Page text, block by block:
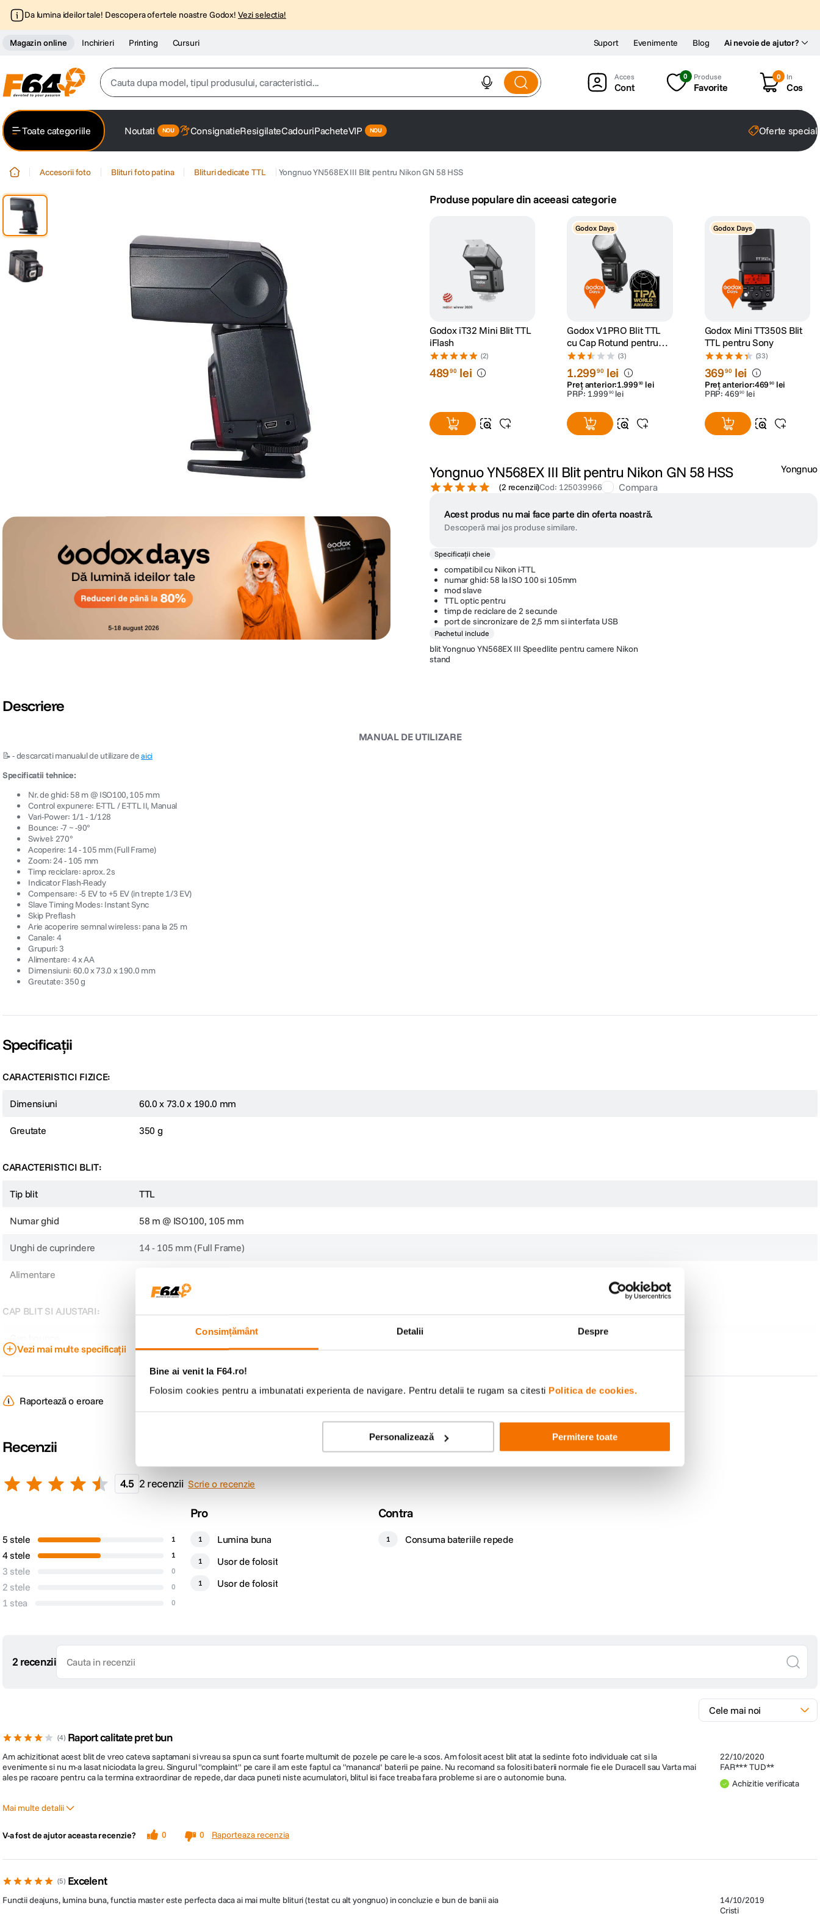
Consimțământ Detalii Despre
Bine ai venit la F64.ro!
Folosim cookies pentru a imbunatati experienta de navigare. Pentru detalii te rugam sa citesti Politica de cookies.
Personalizează Permitere toate
Da lumina ideilor tale! Descopera ofertele noastre Godox! Vezi selectia!
Magazin online Inchirieri Printing Cursuri Ai nevoie de ajutor?
Suport Evenimente Blog
Cauta dupa model, tipul produsului, caracteristici...
2 . trepied
peak design
5. canon sx740 hs
. lavaliera
sony fx
Cont
0 Produse
Favorite
0 In
Cos
Toate categoriile Noutati ConsignatieResigilateCadouriPacheteVIP Oferte
Accesorii foto Blituri foto patina Blituri dedicate TTL Yongnuo YN568EX III Blit pentru Nikon GN 58 HSS
Produse populare din aceeasi categorie
Godox iT32 Mini Blit TTL
iFlash
(2)
48990 lei
Godox Days
Godox V1PRO Blit TTL
cu Cap Rotund pentru
Sony
(3)
1.29990 lei
Preț anterior:1.999 90 lei
PRP: 1.999 90 lei
Godox Days
Godox Mini TT350S Blit
TTL pentru Sony
(33)
36990 lei
Preț anterior:469 90 lei
PRP: 46990 lei
Yongnuo YN568EX III Blit pentru Nikon GN 58 HSS
(2 recenzii)Cod: 125039966 Compara
Yongnuo
Acest produs nu mai face parte din oferta noastră.
Descoperă mai jos produse similare.
Specificații cheie
compatibil cu Nikon i-TTL
numar ghid: 58 la ISO 100 si 105mm
mod slave
TTL optic pentru
timp de reciclare de 2 secunde
port de sincronizare de 2,5 mm si interfata USB
Pachetul include
blit Yongnuo YN568EX III Speedlite pentru camere Nikon
stand
Descriere
MANUAL DE UTILIZARE
📝 - descarcati manualul de utilizare deaici
Specificatii tehnice:
 Nr. de ghid: 58 m @ ISO100, 105 mm
 Control expunere: E-TTL / E-TTL II, Manual
 Vari-Power: 1/1 - 1/128
 Bounce: -7 ~ -90°
 Swivel: 270°
 Acoperire: 14 - 105 mm (Full Frame)
 Zoom: 24 - 105 mm
 Timp reciclare: aprox. 2s
 Indicator Flash-Ready
 Compensare: -5 EV to +5 EV (in trepte 1/3 EV)
 Slave Timing Modes: Instant Sync
 Skip Preflash
 Arie acoperire semnal wireless: pana la 25 m
 Canale: 4
 Grupuri: 3
 Alimentare: 4 x AA
 Dimensiuni: 60.0 x 73.0 x 190.0 mm
 Greutate: 350 g
Specificații
CARACTERISTICI FIZICE:
Dimensiuni 60.0 x 73.0 x 190.0 mm
Greutate 350 g
CARACTERISTICI BLIT:
Tip blit TTL
Numar ghid 58 m @ ISO100, 105 mm
Unghi de cuprindere 14 - 105 mm (Full Frame)
Alimentare
CAP BLIT SI AJUSTARI:
270°
24 - 105 mm
Compatibilitate
DETALII PRODUCATOR
YN568EX III/N
Vezi mai multe specificații
Raportează o eroare
Recenzii
4.5 2 recenzii Scrie o recenzie
5 stele 1
4 stele 1
3 stele 0
2 stele 0
1 stea 0
Pro
1 Lumina buna
1 Usor de folosit
1 Usor de folosit
Contra
1 Consuma bateriile repede
2 recenzii
4 Raport calitate pret bun
22/10/2020
FAR*** TUD**
Achizitie verificata
Am achizitionat acest blit de vreo cateva saptamani si vreau sa spun ca sunt foarte multumit de pozele pe care le-a scos. Am folosit acest blit atat la sedinte foto individuale cat si la
evenimente si nu m-a lasat niciodata la greu. Singurul "complaint" pe care il am este faptul ca "mananca" baterii pe paine. Nu recomand sa folositi baterii normale fie ele Duracell sau Varta mai
ales pe racoare pentru ca la termina extraordinar de repede, dar daca puneti niste acumulatori, blitul isi face treaba fara probleme si are o autonomie buna.
Mai multe detalii
Contra
V-a fost de ajutor aceasta recenzie? 0 0 Raporteaza recenzia
5 Excelent
14/10/2019
Cristi
Functii deajuns, lumina buna, functia master este perfecta daca ai mai multe blituri (testat cu alt yongnuo) in concluzie e bun de banii aia